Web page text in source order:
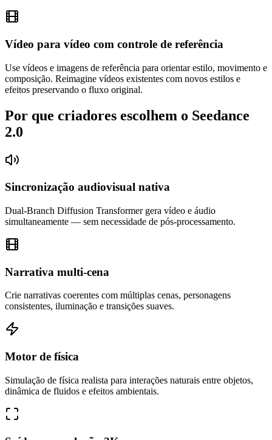
Vídeo para vídeo com controle de referência
Use vídeos e imagens de referência para orientar estilo, movimento e
composição. Reimagine vídeos existentes com novos estilos e
efeitos preservando o fluxo original.
Por que criadores escolhem o Seedance
2.0
Sincronização audiovisual nativa
Dual-Branch Diffusion Transformer gera vídeo e áudio
simultaneamente — sem necessidade de pós-processamento.
Narrativa multi-cena
Crie narrativas coerentes com múltiplas cenas, personagens
consistentes, iluminação e transições suaves.
Motor de física
Simulação de física realista para interações naturais entre objetos,
dinâmica de fluidos e efeitos ambientais.